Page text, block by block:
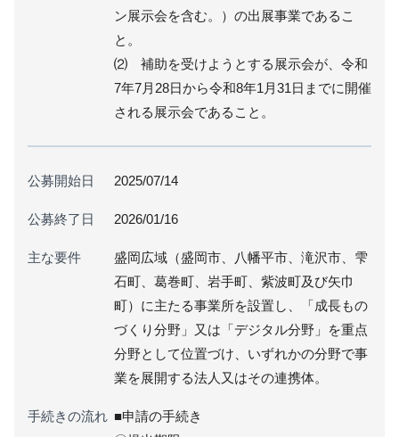
ン展示会を含む。）の出展事業であるこ
と。
⑵ 補助を受けようとする展示会が、令和
7年7月28日から令和8年1月31日までに開催
される展示会であること。
公募開始日 2025/07/14
公募終了日 2026/01/16
主な要件
盛岡広域（盛岡市、八幡平市、滝沢市、雫
石町、葛巻町、岩手町、紫波町及び矢巾
町）に主たる事業所を設置し、「成長もの
づくり分野」又は「デジタル分野」を重点
分野として位置づけ、いずれかの分野で事
業を展開する法人又はその連携体。
手続きの流れ ■申請の手続き